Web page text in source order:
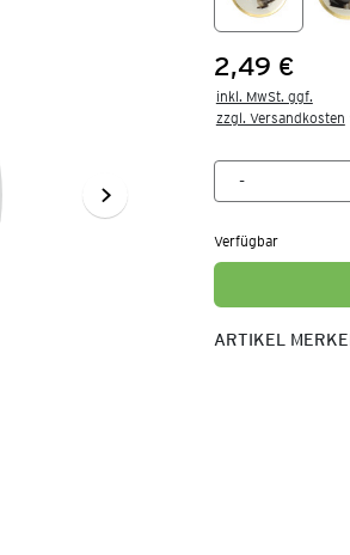
Preis:
2,49 €
inkl. MwSt. ggf.
zzgl. Versandkosten
Verfügbar
ARTIKEL